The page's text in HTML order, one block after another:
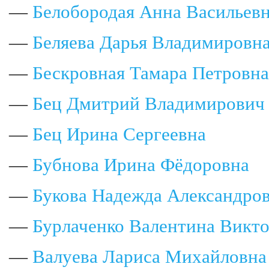
— Белобородая Анна
— Беляева Дарья
— Бескровная Тамара Петровна
— Бец Дмитрий Владимирович
— Бец Ирина Сергеевна
— Бубнова Ирина Фёдоровна
— Букова Надежда
— Бурлаченко Валентина
— Валуева Лариса Михайловна